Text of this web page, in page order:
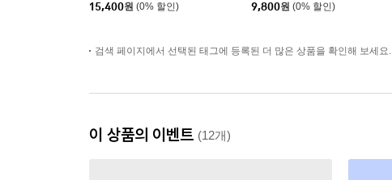
15,400원 (0% 할인)
9,800원 (0% 할인)
검색 페이지에서 선택된 태그에 등록된 더 많은 상품을 확인해 보세요.
이 상품의 이벤트 (12개)